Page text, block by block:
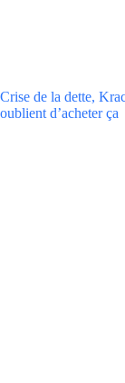
Crise de la dette,
oublient d’acheter ça